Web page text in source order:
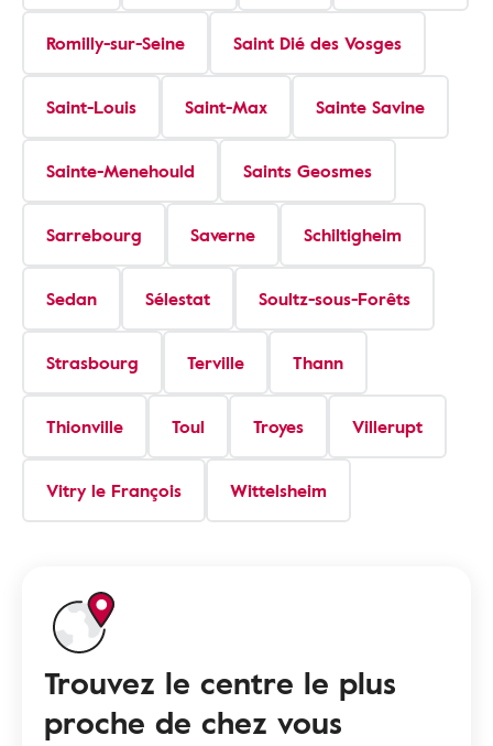
Romilly-sur-Seine Saint Dié des Vosges
Saint-Louis Saint-Max Sainte Savine
Sainte-Menehould Saints Geosmes
Sarrebourg Saverne Schiltigheim
Sedan Sélestat Soultz-sous-Forêts
Strasbourg Terville Thann
Thionville Toul Troyes Villerupt
Vitry le François Wittelsheim
Trouvez le centre le plus
proche de chez vous